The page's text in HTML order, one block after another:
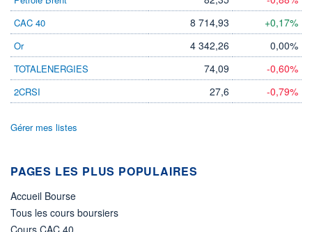
LIMITE À LA
BAISSE
36,350
LIMITE À LA
HAUSSE
0,000
ESTIMÉ 2026
-
2026
ÉCHANGE
CAC 40 8 714,93 +0,17%
Or 4 342,26 0,00%
TOTALENERGIES 74,09 -0,60%
2CRSI 27,6 -0,79%
Gérer mes listes
PAGES LES PLUS POPULAIRES
Accueil Bourse
Tous les cours boursiers
Cours CAC 40